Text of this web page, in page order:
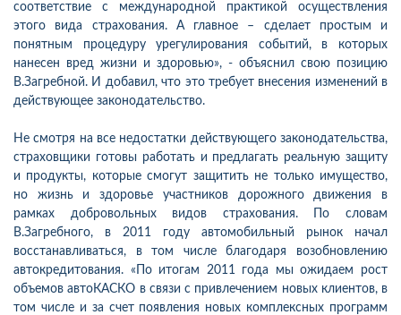
соответствие с международной практикой осуществления
этого вида страхования. А главное – сделает простым и
понятным процедуру урегулирования событий, в которых
нанесен вред жизни и здоровью», - объяснил свою позицию
В.Загребной. И добавил, что это требует внесения изменений в
действующее законодательство.
Не смотря на все недостатки действующего законодательства,
страховщики готовы работать и предлагать реальную защиту
и продукты, которые смогут защитить не только имущество,
но жизнь и здоровье участников дорожного движения в
рамках добровольных видов страхования. По словам
В.Загребного, в 2011 году автомобильный рынок начал
восстанавливаться, в том числе благодаря возобновлению
автокредитования. «По итогам 2011 года мы ожидаем рост
объемов автоКАСКО в связи с привлечением новых клиентов, в
том числе и за счет появления новых комплексных программ